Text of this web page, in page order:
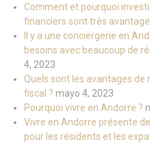
Comment et pourquoi
financiers sont très
Il y a une conciergerie en
besoins avec beaucoup de
4, 2023
Quels sont les avantages de
fiscal ? mayo 4, 2023
Pourquoi vivre en Andorre ?
Vivre en Andorre présente
pour les résidents et les